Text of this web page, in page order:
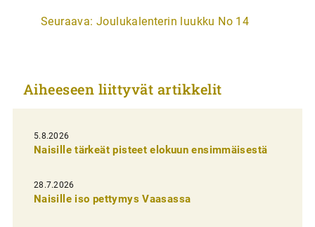
t
k
e
l
i
e
n
Seuraava: Joulukalenterin luukku No 14
Aiheeseen liittyvät artikkelit
5.8.2026
Naisille tärkeät pisteet elokuun ensimmäisestä
28.7.2026
Naisille iso pettymys Vaasassa